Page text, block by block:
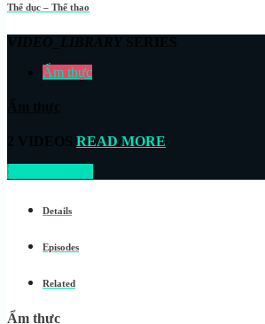
Thể dục – Thể thao
Ẩm thực
READ MORE
START NOW
Details
Episodes
Related
Ẩm thực